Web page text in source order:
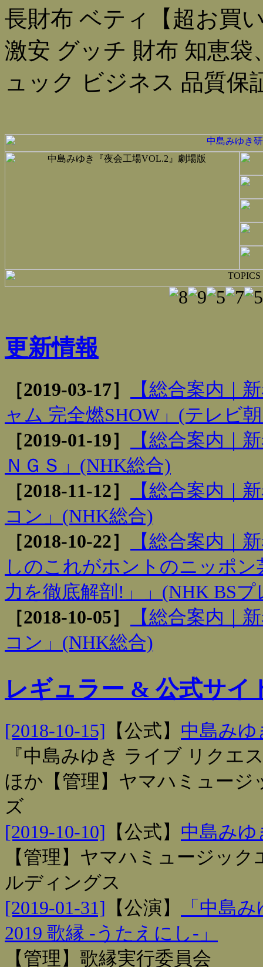
長財布 ベティ【超お買
激安 グッチ 財布 知恵
ュック ビジネス 品質保
更新情報
［2019-03-17］
【総合案内｜
ャム 完全燃SHOW」(テレビ
［2019-01-19］
【総合案内｜
ＮＧＳ」(NHK総合)
［2018-11-12］
【総合案内｜
コン」(NHK総合)
［2018-10-22］
【総合案内｜
しのこれがホントのニッポ
力を徹底解剖!」」(NHK BS
［2018-10-05］
【総合案内｜
コン」(NHK総合)
レギュラー & 公式サイ
[2018-10-15] 【公式】 中島みゆ
『中島みゆき ライブ リクエ
ほか【管理】ヤマハミュー
ズ
[2019-10-10] 【公式】 中島みゆ
【管理】ヤマハミュージッ
ルディングス
[2019-01-31] 【公演】
「中島
2019 歌縁 -うたえにし-」
【管理】歌縁実行委員会